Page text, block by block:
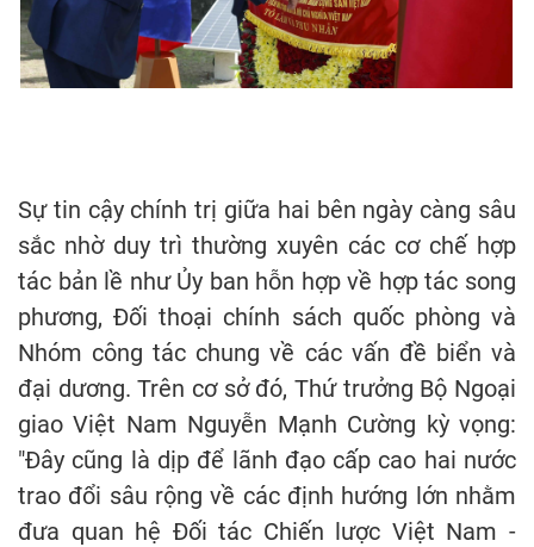
Sự tin cậy chính trị giữa hai bên ngày càng sâu
sắc nhờ duy trì thường xuyên các cơ chế hợp
tác bản lề như Ủy ban hỗn hợp về hợp tác song
phương, Đối thoại chính sách quốc phòng và
Nhóm công tác chung về các vấn đề biển và
đại dương. Trên cơ sở đó, Thứ trưởng Bộ Ngoại
giao Việt Nam Nguyễn Mạnh Cường kỳ vọng:
"Đây cũng là dịp để lãnh đạo cấp cao hai nước
trao đổi sâu rộng về các định hướng lớn nhằm
đưa quan hệ Đối tác Chiến lược Việt Nam -